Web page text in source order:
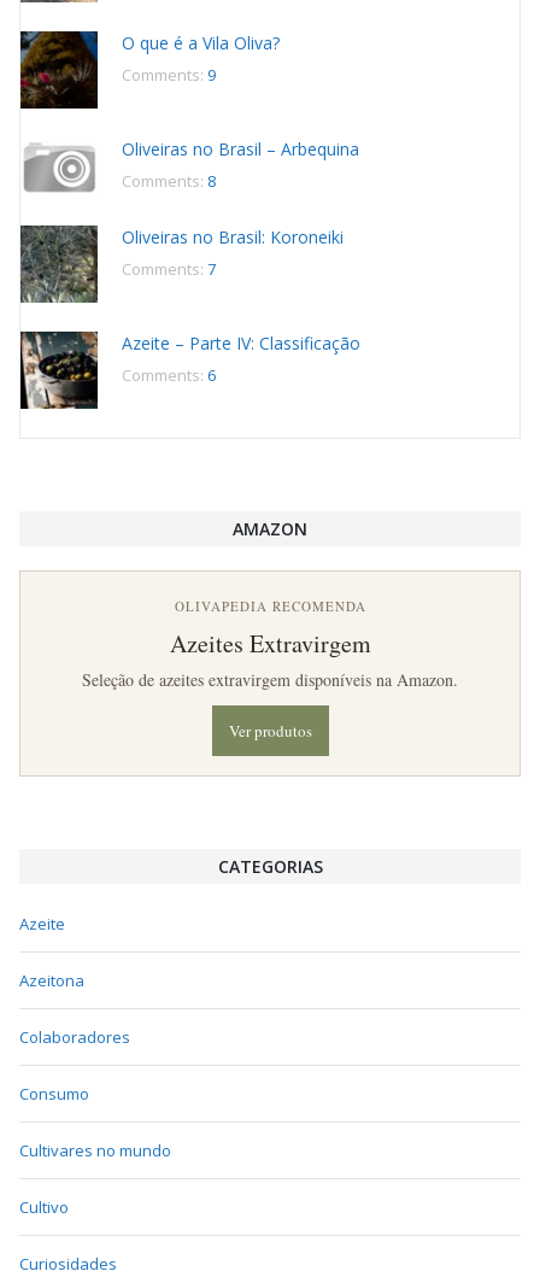
O que é a Vila Oliva?
Comments: 9
Oliveiras no Brasil – Arbequina
Comments: 8
Oliveiras no Brasil: Koroneiki
Comments: 7
Azeite – Parte IV: Classificação
Comments: 6
AMAZON
OLIVAPEDIA RECOMENDA
Azeites Extravirgem
Seleção de azeites extravirgem disponíveis na Amazon.
Ver produtos
CATEGORIAS
Azeite
Azeitona
Colaboradores
Consumo
Cultivares no mundo
Cultivo
Curiosidades